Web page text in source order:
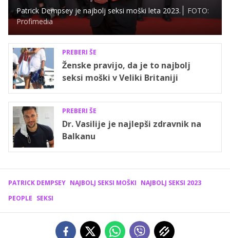
Patrick Dempsey je najbolj seksi moški leta 2023.
FOTO:
Profimedia
PREBERI ŠE
Ženske pravijo, da je to najbolj
seksi moški v Veliki Britaniji
PREBERI ŠE
Dr. Vasilije je najlepši zdravnik na
Balkanu
PATRICK DEMPSEY NAJBOLJ SEKSI MOŠKI NAJBOLJ SEKSI 2023
PEOPLE SEKSI